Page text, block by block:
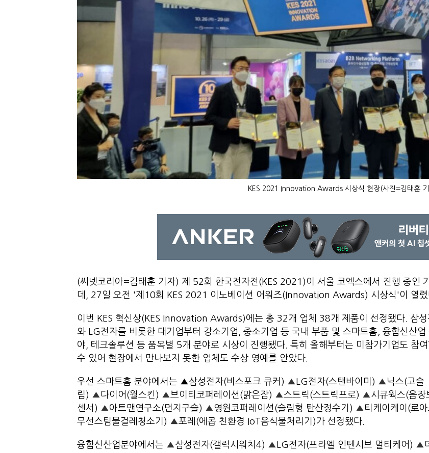
KES 2021 Innovation Awards 시상식 현장(사진=김태훈
(씨넷코리아=김태훈 기자) 제 52회 한국전자전(KES 2021)이 서울 코엑스에서 진행 중인
데, 27일 오전 '제10회 KES 2021 이노베이션 어워즈(Innovation Awards) 시상식'이 열렸
이번 KES 혁신상(KES Innovation Awards)에는 총 32개 업체 38개 제품이 선정됐다. 삼성
와 LG전자를 비롯한 대기업부터 강소기업, 중소기업 등 국내 부품 및 스마트홈, 융합신산업
야, 테크솔루션 등 품목별 5개 분야로 시상이 진행됐다. 특히 올해부터는 미참가기업도 참
수 있어 현장에서 만나보지 못한 업체도 수상 영예를 안았다.
우선 스마트홈 분야에서는 ▲삼성전자(비스포크 큐커) ▲ LG전자(스탠바이미) ▲ 닉스(고슬
립) ▲다이어(월스킨) ▲브이티코퍼레이션(맑은잠) ▲스트릭(스트릭프로) ▲시큐웍스(음장
센서) ▲아트맨연구소(먼지구슬) ▲영원코퍼레이션(슬림형 탄산정수기) ▲ 티케이케이(로
무선스팀물걸레청소기) ▲포레(에콥 친환경 IoT음식물처리기)가 선정됐다.
융합신산업분야에서는 ▲삼성전자(갤럭시워치4) ▲ LG전자(프라엘 인텐시브 멀티케어) ▲